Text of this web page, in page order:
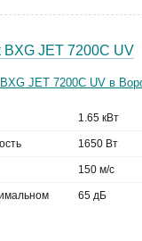
BXG JET 7200С UV
1.65 кВт
1650 Вт
150 м/с
65 дБ